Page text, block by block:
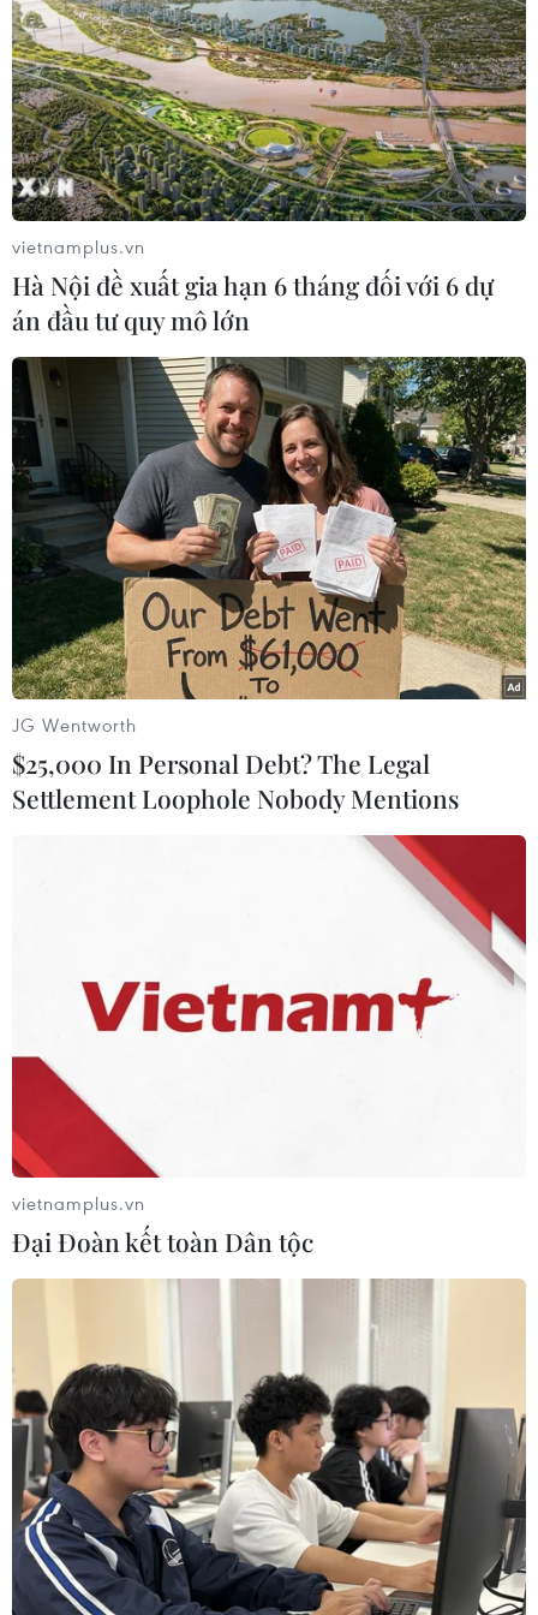
#Bão số 6 #Tàu thuyền
#Tránh trú bão
#Phòng chống thiên tai
Theo dõi VietnamPlus
TIN LIÊN QUAN
Bão Nesat đang hướng vào Biển Đông và
có khả năng mạnh thêm
Các chuyên gia cảnh báo diễn biến mưa lớn từ đêm
15/10 đến hết ngày 16/10, ở khu vực từ Quảng Bình-
Quảng Ngãi có mưa vừa, mưa to và dông; riêng khu
vực từ Quảng Bình-Đà Nẵng có mưa to, cục bộ...
vietnamplus.vn
Hà Nội đề xuất gia hạn 6 tháng đối với 6 dự
án đầu tư quy mô lớn
JG Wentworth
$25,000 In Personal Debt? The Legal
Settlement Loophole Nobody Mentions
vietnamplus.vn
Đại Đoàn kết toàn Dân tộc